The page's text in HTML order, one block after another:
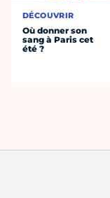
DÉCOUVRIR
Où donner son
sang à Paris cet
été ?